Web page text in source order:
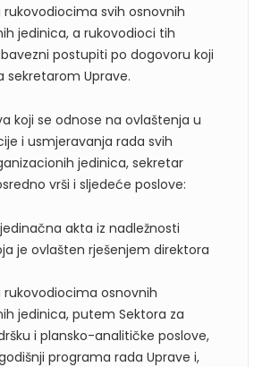
svih osnovnih
jedinica, a rukovodioci tih
postupiti po dogovoru koji
sekretarom Uprave.
koji se odnose na ovlaštenja u
i usmjeravanja rada svih
jedinica, sekretar
vrši i sljedeće poslove:
akta iz nadležnosti
je ovlašten rješenjem direktora
rukovodiocima osnovnih
jedinica, putem Sektora za
i plansko-analitičke poslove,
programa rada Uprave i,